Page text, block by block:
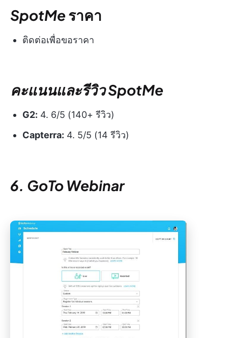
SpotMeราคา
ติดต่อเพื่อขอราคา
คะแนนและรีวิว SpotMe
G2: 4. 6/5 (140+ รีวิว)
Capterra: 4. 5/5 (14 รีวิว)
6. GoTo Webinar